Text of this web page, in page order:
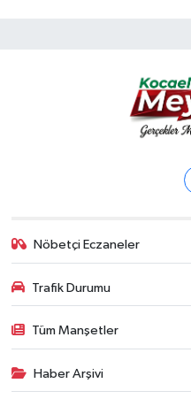
Nöbetçi Eczaneler
Trafik Durumu
Tüm Manşetler
Haber Arşivi